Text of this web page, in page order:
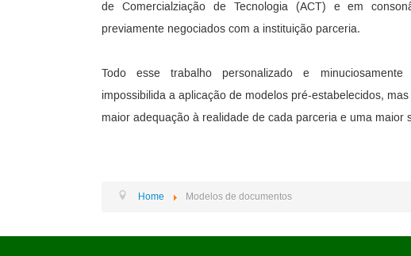
de Comercialziação de Tecnologia (ACT) e em
previamente negociados com a instituição parceria.
Todo esse trabalho personalizado e
impossibilida a aplicação de modelos pré-estabelecidos,
maior adequação à realidade de cada parceria e uma maior
Home Modelos de documentos